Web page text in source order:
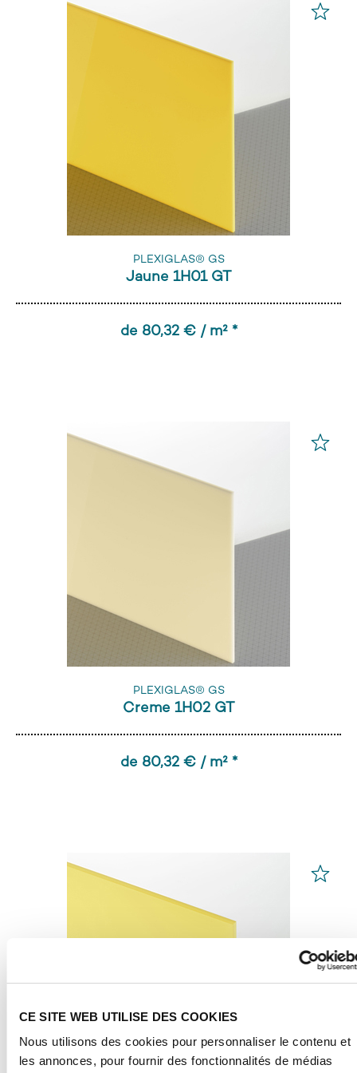
CE SITE WEB UTILISE DES COOKIES
Nous utilisons des cookies pour personnaliser le contenu et
les annonces, pour fournir des fonctionnalités de médias
PLEXIGLAS® GS
Jaune 1H01 GT
de 80,32 € / m² *
PLEXIGLAS® GS
Creme 1H02 GT
de 80,32 € / m² *